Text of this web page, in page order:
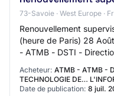
73-Savoie · West Europe ·
Renouvellement
(heure de Paris) 28
- ATMB - DSTI -
Acheteur: ATMB - ATMB -
TECHNOLOGIE DE…
Date de publication: 8 juil.